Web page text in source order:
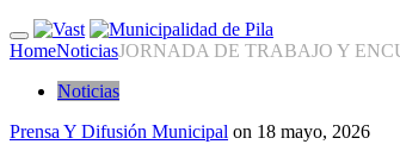
HomeNoticiasJORNADA DE TRABAJO Y
Noticias
Prensa Y Difusión Municipal on 18 mayo, 2026